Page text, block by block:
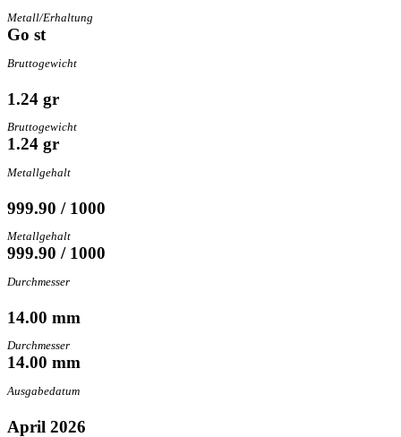
Metall/Erhaltung
Go st
Bruttogewicht
1.24 gr
Bruttogewicht
1.24 gr
Metallgehalt
999.90 / 1000
Metallgehalt
999.90 / 1000
Durchmesser
14.00 mm
Durchmesser
14.00 mm
Ausgabedatum
April 2026